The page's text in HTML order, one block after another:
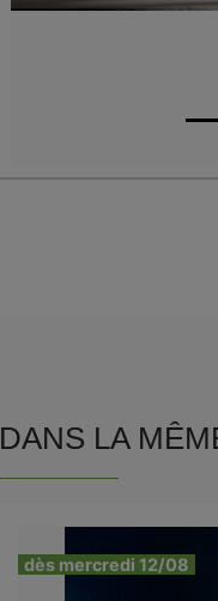
DANS LA
dès mercredi 12/08